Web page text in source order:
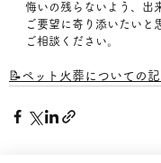
悔いの残らないよう、出
ご要望に寄り添いたいと
ご相談ください。
📝ペット火葬についての